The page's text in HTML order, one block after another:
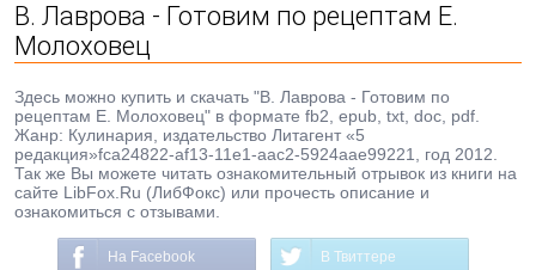
В. Лаврова - Готовим по рецептам Е.
Молоховец
Здесь можно купить и скачать "В. Лаврова - Готовим по
рецептам Е. Молоховец" в формате fb2, epub, txt, doc, pdf.
Жанр: Кулинария, издательство Литагент «5
редакция»fca24822-af13-11e1-aac2-5924aae99221, год 2012.
Так же Вы можете читать ознакомительный отрывок из книги на
сайте LibFox.Ru (ЛибФокс) или прочесть описание и
ознакомиться с отзывами.
На Facebook В Твиттере